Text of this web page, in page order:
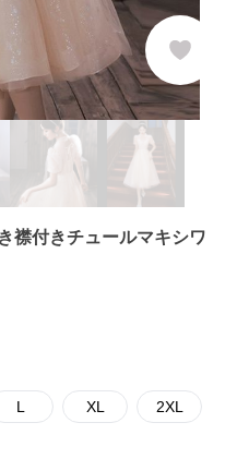
襟付きチュールマキシワ
L XL 2XL